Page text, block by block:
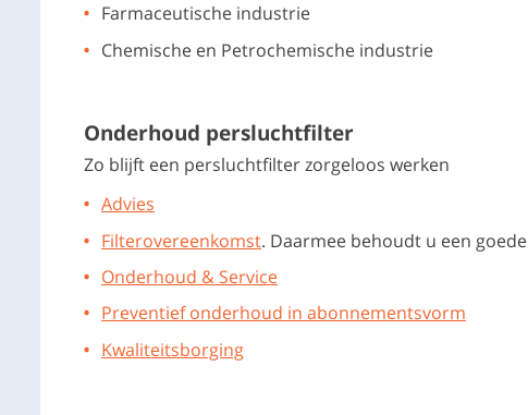
Farmaceutische industrie
Chemische en Petrochemische industrie
Onderhoud persluchtfilter
Zo blijft een persluchtfilter zorgeloos werken
Advies
Filterovereenkomst. Daarmee behoudt u een
Onderhoud & Service
Preventief onderhoud in abonnementsvorm
Kwaliteitsborging